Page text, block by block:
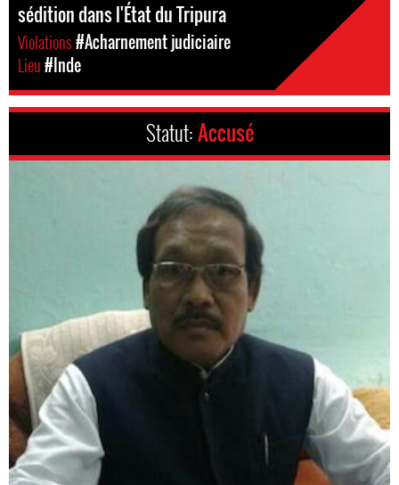
sédition dans l'État du Tripura
Violations#Acharnement judiciaire
Lieu#Inde
Statut:Accusé